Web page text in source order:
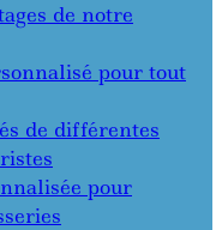
de notre
pour tout
de différentes
pour